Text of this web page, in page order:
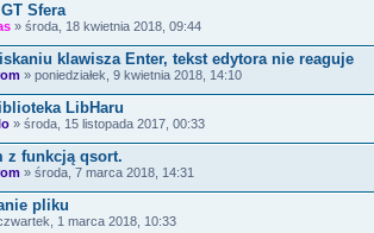
Sfera
» środa, 18 kwietnia 2018, 09:44
klawisza Enter, tekst edytora nie reaguje
» poniedziałek, 9 kwietnia 2018, 14:10
LibHaru
» środa, 15 listopada 2017, 00:33
z funkcją qsort.
» środa, 7 marca 2018, 14:31
pliku
1 marca 2018, 10:33